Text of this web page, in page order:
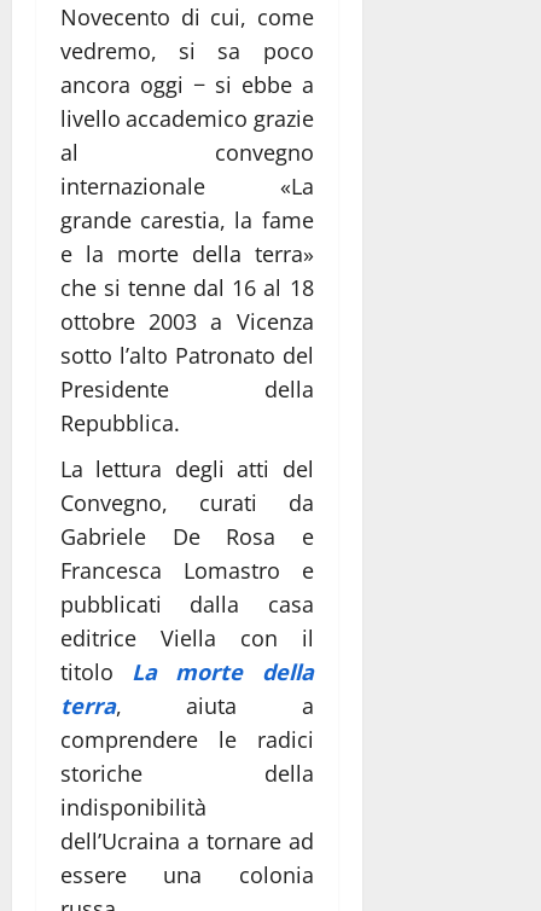
Novecento di cui, come
vedremo, si sa poco
ancora oggi − si ebbe a
livello accademico grazie
al convegno
internazionale «La
grande carestia, la fame
e la morte della terra»
che si tenne dal 16 al 18
ottobre 2003 a Vicenza
sotto l’alto Patronato del
Presidente della
Repubblica.
La lettura degli atti del
Convegno, curati da
Gabriele De Rosa e
Francesca Lomastro e
pubblicati dalla casa
editrice Viella con il
titolo La morte della
terra, aiuta a
comprendere le radici
storiche della
indisponibilità
dell’Ucraina a tornare ad
essere una colonia